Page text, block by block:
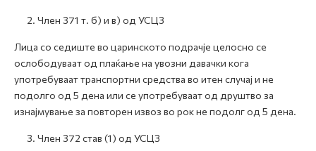
2. Член 371 т. б) и в) од УСЦЗ
Лица со седиште во царинското подрачје целосно се
ослободуваат од плаќање на увозни давачки кога
употребуваат транспортни средства во итен случај и не
подолго од 5 дена или се употребуваат од друштво за
изнајмување за повторен извоз во рок не подолг од 5 дена.
3. Член 372 став (1) од УСЦЗ